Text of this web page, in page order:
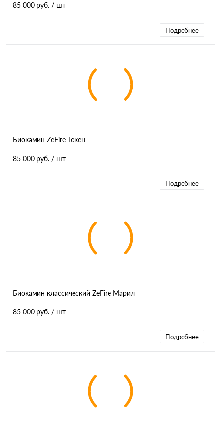
85 000 руб. / шт
Подробнее
Биокамин ZeFire Токен
85 000 руб. / шт
Подробнее
Биокамин классический ZeFire Марил
85 000 руб. / шт
Подробнее